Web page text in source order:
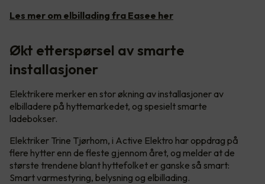
Les mer om elbillading fra Easee her
Økt etterspørsel av smarte
installasjoner
Elektrikere merker en stor økning av installasjoner av
elbilladere på hyttemarkedet, og spesielt smarte
ladebokser.
Elektriker Trine Tjørhom, i Active Elektro har oppdrag på
flere hytter enn de fleste gjennom året, og melder at de
største trendene blant hyttefolket er ganske så smart:
Smart varmestyring, belysning og elbillading.